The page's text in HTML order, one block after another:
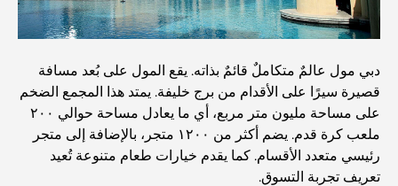
أفضل المناطق للسكن في دبي مع العائلة: اكتشف أفضل
الخيارات
فنادق الخمس نجوم في دبي: فخامة لا مثيل لها لكل مسافر
أشياء يمكنك القيام بها في وسط مدينة دبي: دليلك الشامل
دبي مول عالمٌ متكاملٌ قائمٌ بذاته. يقع المول على بُعد مسافة
قصيرة سيرًا على الأقدام من برج خليفة. يمتد هذا المجمع الضخم
على مساحة مليون متر مربع، أي ما يعادل مساحة حوالي ٢٠٠
ملعب كرة قدم. يضم أكثر من ١٢٠٠ متجر، بالإضافة إلى متجر
رئيسي متعدد الأقسام. كما يقدم خيارات طعام متنوعة تُعيد
تعريف تجربة التسوق.